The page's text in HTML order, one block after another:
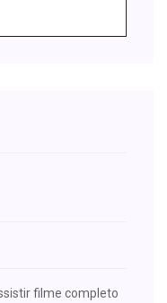
filme completo